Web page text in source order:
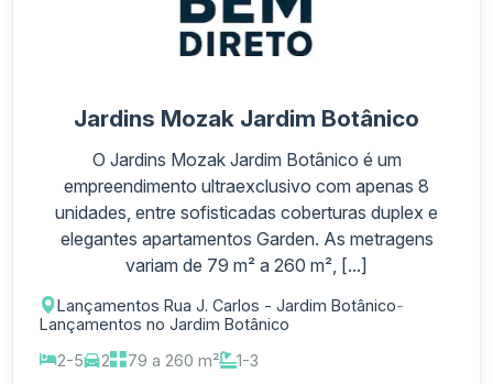
Jardins Mozak Jardim Botânico
O Jardins Mozak Jardim Botânico é um
empreendimento ultraexclusivo com apenas 8
unidades, entre sofisticadas coberturas duplex e
elegantes apartamentos Garden. As metragens
variam de 79 m² a 260 m², [...]
Lançamentos Rua J. Carlos - Jardim Botânico-
Lançamentos no Jardim Botânico
2-5
2 79 a 260 m² 1-3